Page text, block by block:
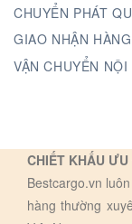
CHUYỂN PHÁT
GIAO NHẬN
VẬN CHUYỂN
CHIẾT KHẤU
Bestcargo.vn
hàng thường